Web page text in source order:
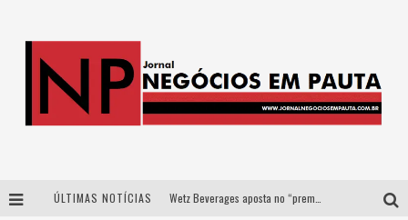
ÚLTIMAS NOTÍCIAS